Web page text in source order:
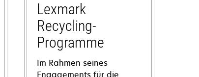
Lexmark
Recycling-
Programme
Im Rahmen seines
Engagements für die